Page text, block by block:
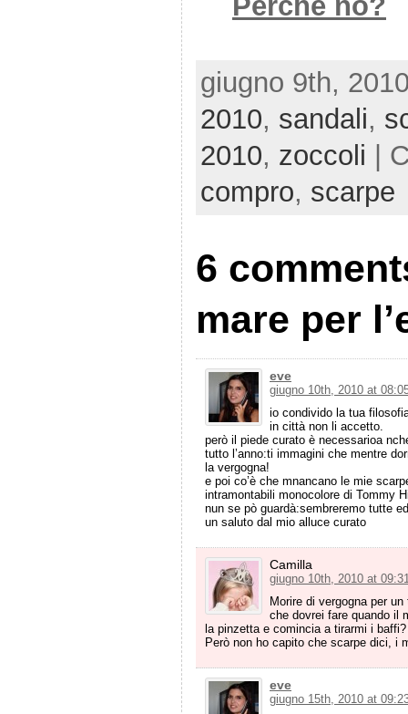
giugno 9th,
2010, sandali,
2010, zoccoli |
compro, scarpe
6
mare per
eve
giugno 10th, 2010 at
io condivido la tua
in città non li accetto.
però il piede curato è necessarioa
tutto l’anno:ti immagini che mentre
la vergogna!
e poi co’è che mnancano le mie
intramontabili monocolore di Tommy
nun se pò guardà:sembreremo tutte
un saluto dal mio alluce curato
Camilla
giugno 10th, 2010 at
Morire di vergogna per
che dovrei fare quando il
la pinzetta e comincia a tirarmi i
Però non ho capito che scarpe dici, i
eve
giugno 15th, 2010 at